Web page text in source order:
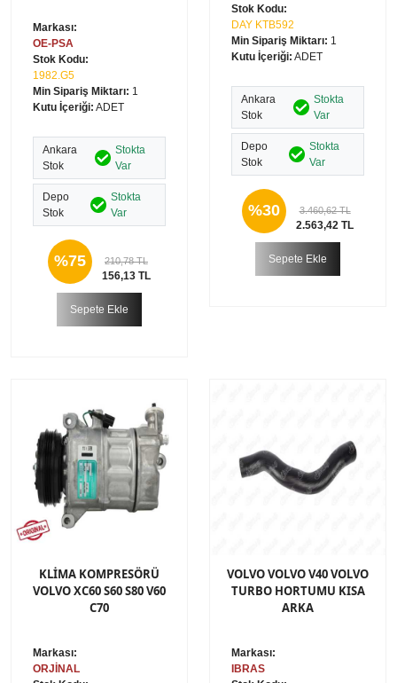
Markası:
OE-PSA
Stok Kodu:
1982.G5
Min Sipariş Miktarı: 1
Kutu İçeriği: ADET
Ankara
Stok
Stokta
Var
Depo
Stok
Stokta
Var
%75 210,78 TL
156,13 TL
Sepete Ekle
Stok Kodu:
DAY KTB592
Min Sipariş Miktarı: 1
Kutu İçeriği: ADET
Ankara
Stok
Stokta
Var
Depo
Stok
Stokta
Var
%30 3.460,62 TL
2.563,42 TL
Sepete Ekle
KLİMA KOMPRESÖRÜ
VOLVO XC60 S60 S80 V60
C70
Markası:
ORJİNAL
VOLVO VOLVO V40 VOLVO
TURBO HORTUMU KISA
ARKA
Markası:
IBRAS